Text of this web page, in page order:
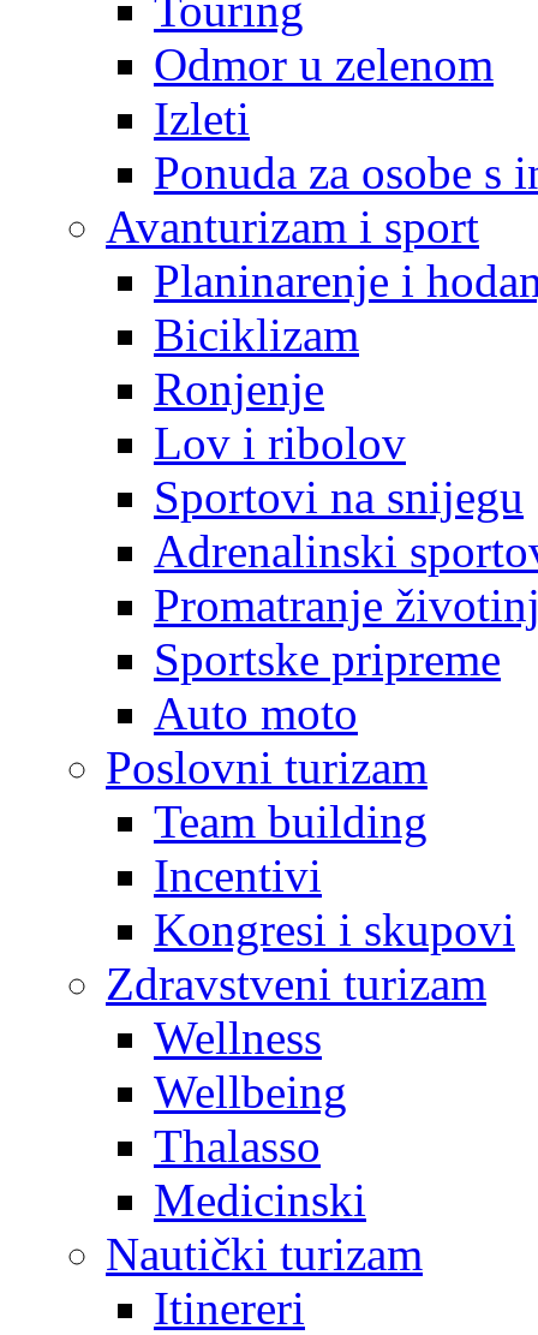
Odmor u zelenom
Izleti
Ponuda za osobe s
Avanturizam i sport
Planinarenje i
Biciklizam
Ronjenje
Lov i ribolov
Sportovi na snijegu
Adrenalinski
Promatranje
Sportske pripreme
Auto moto
Poslovni turizam
Team building
Incentivi
Kongresi i skupovi
Zdravstveni turizam
Wellness
Wellbeing
Thalasso
Medicinski
Nautički turizam
Itinereri